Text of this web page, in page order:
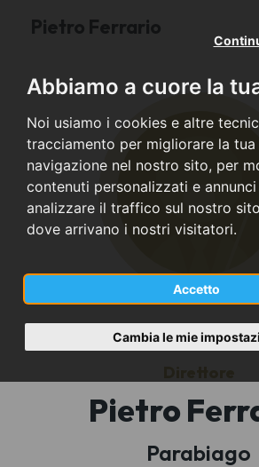
Abbiamo a cuore la
Noi usiamo i cookies e altre
tracciamento per migliorare la tua
navigazione nel nostro sito, per
contenuti personalizzati e
analizzare il traffico sul nostro
dove arrivano i nostri visitatori.
Accetto
Cambia le mie
Pietro Ferrario
Pietro
Parabiago